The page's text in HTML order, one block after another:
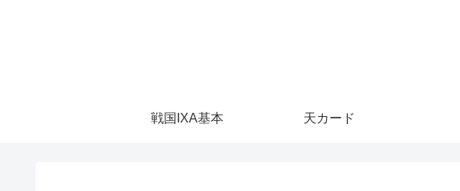
戦国IXA基本 天カード